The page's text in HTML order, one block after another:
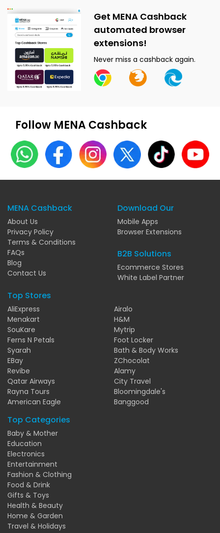
Get MENA Cashback
automated browser
extensions!
Never miss a cashback again.
Follow MENA Cashback
MENA Cashback
About Us
Privacy Policy
Terms & Conditions
FAQs
Blog
Contact Us
Download Our
Mobile Apps
Browser Extensions
B2B Solutions
Ecommerce Stores
White Label Partner
Top Stores
AliExpress
Menakart
SouKare
Ferns N Petals
Syarah
EBay
Revibe
Qatar Airways
Rayna Tours
American Eagle
Airalo
H&M
Mytrip
Foot Locker
Bath & Body Works
ZChocolat
Alamy
City Travel
Bloomingdale's
Banggood
Top Categories
Baby & Mother
Education
Electronics
Entertainment
Fashion & Clothing
Food & Drink
Gifts & Toys
Health & Beauty
Home & Garden
Travel & Holidays